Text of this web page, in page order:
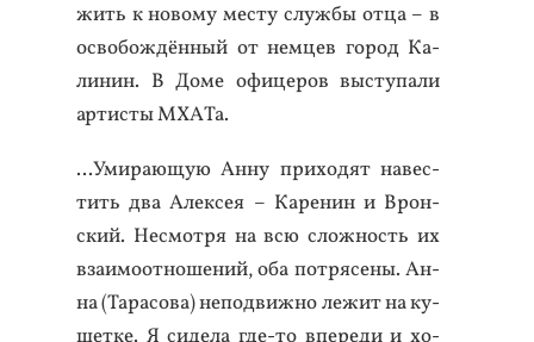
жить к но­вому мес­ту служ­бы от­ца – в
ос­во­бож­дённый от нем­цев го­род Ка­
линин. В До­ме офи­церов выс­ту­пали
ар­тисты МХА­Та.
...Уми­ра­ющую Ан­ну при­ходят на­вес­
тить два Алек­сея – Ка­ренин и Врон­
ский. Нес­мотря на всю слож­ность их
вза­имо­от­но­шений, оба пот­ря­сены. Ан­
на (Та­расо­ва) не­под­вижно ле­жит на ку­